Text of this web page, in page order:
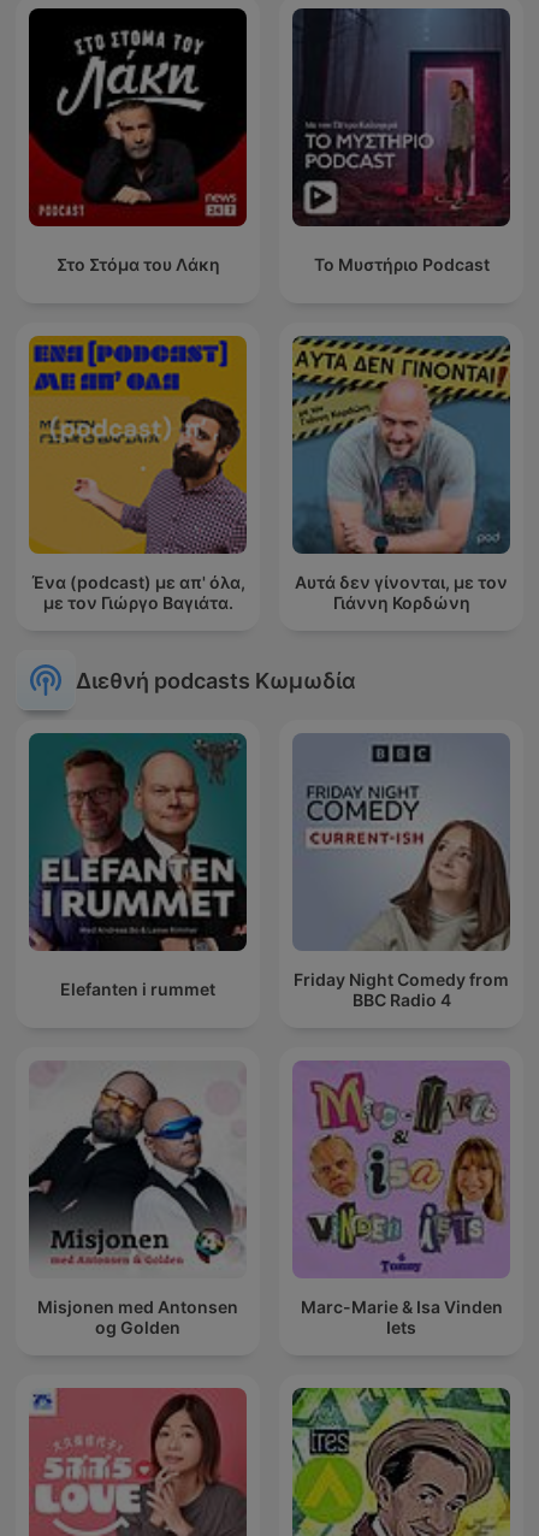
Στο Στόμα του Λάκη Το Μυστήριο Podcast
Ένα (podcast) με απ' όλα,
με τον Γιώργο Βαγιάτα.
Αυτά δεν γίνονται, με τον
Γιάννη Κορδώνη
Διεθνή podcasts Κωμωδία
Elefanten i rummet
Friday Night Comedy from
BBC Radio 4
Misjonen med Antonsen
og Golden
Marc-Marie & Isa Vinden
Iets